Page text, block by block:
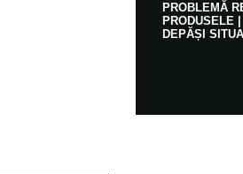
PROBLEMĂ
PRODUSELE
DEPĂȘI